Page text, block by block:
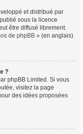
et distribué par
sous la licence
être diffusé librement.
de phpBB » (en anglais).
?
phpBB Limited. Si vous
visitez la page
des idées proposées